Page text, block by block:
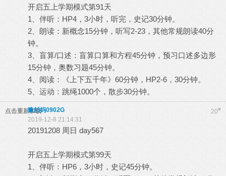
开启五上学期模式第91天
1、伴听：HP4，3小时，听完，史记30分钟。
2、朗读：新概念15分钟，听写2-23，其他常规朗读40分
钟。
3、盲算/口述：盲算口算和方程45分钟，预习口述多边形
15分钟，奥数习题45分钟。
4、阅读：《上下五千年》60分钟，HP2-6，30分钟。
5、运动：跳绳1000个，散步30分钟。
点击重新加载 20#
豫杉妈0902G
2019-12-8 21:14:31
20191208 周日 day567
开启五上学期模式第99天
1、伴听：HP6，3小时，史记45分钟。